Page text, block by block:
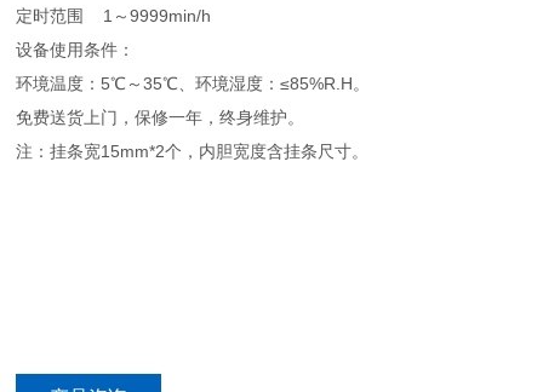
定时范围 1～9999min/h
设备使用条件：
环境温度：5℃～35℃、环境湿度：≤85%R.H。
免费送货上门，保修一年，终身维护。
注：挂条宽15mm*2个，内胆宽度含挂条尺寸。